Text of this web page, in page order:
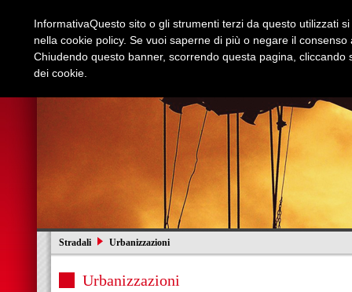
Stradali Urbanizzazioni
Urbanizzazioni
InformativaQuesto sito o gli strumenti terzi da questo utilizzati
nella cookie policy. Se vuoi saperne di più o negare il
Chiudendo questo banner, scorrendo questa pagina,
dei cookie.